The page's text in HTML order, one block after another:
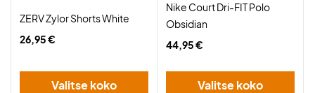
ZERV Zylor Shorts White
26,95 €
Valitse koko
Nike Court Dri-FIT Polo
Obsidian
44,95 €
Valitse koko